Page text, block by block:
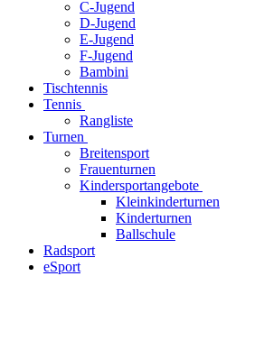
C-Jugend
D-Jugend
E-Jugend
F-Jugend
Bambini
Tischtennis
Tennis
Rangliste
Turnen
Breitensport
Frauenturnen
Kindersportangebote
Kleinkinderturnen
Kinderturnen
Ballschule
Radsport
eSport